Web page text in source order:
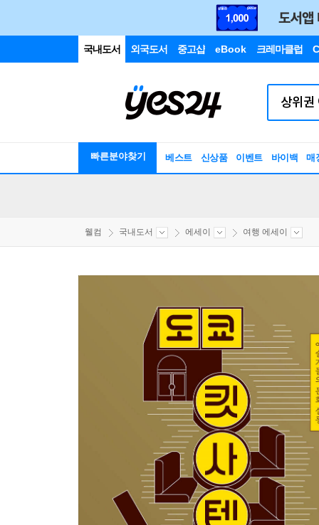
국내도서 외국도서 중고샵 eBook 크레마클럽
빠른분야찾기 베스트 신상품 이벤트 바이백 매
웰컴 국내도서 에세이 여행 에세이